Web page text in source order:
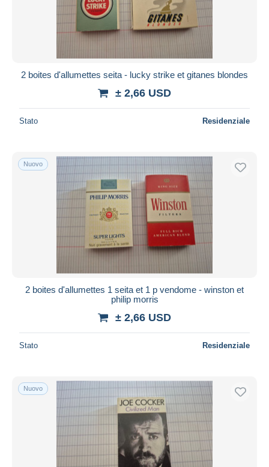
2 boites d'allumettes seita - lucky strike et gitanes blondes
± 2,66 USD
Stato Residenziale
Nuovo
2 boites d'allumettes 1 seita et 1 p vendome - winston et
philip morris
± 2,66 USD
Stato Residenziale
Nuovo